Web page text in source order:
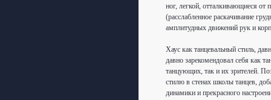
ног, легкой, отталкивающиеся от
(расслабленное раскачивание
амплитудных движений рук и
Хаус как танцевальный стиль,
давно зарекомендовал себя как
танцующих, так и их зрителей.
стилю в стенах школы танцев,
динамики и прекрасного